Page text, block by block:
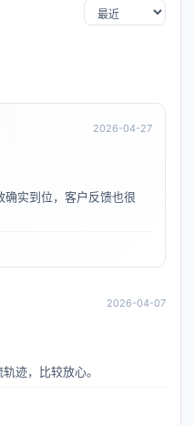
2026-04-27
实到位，客户反馈也很
2026-04-07
迹，比较放心。